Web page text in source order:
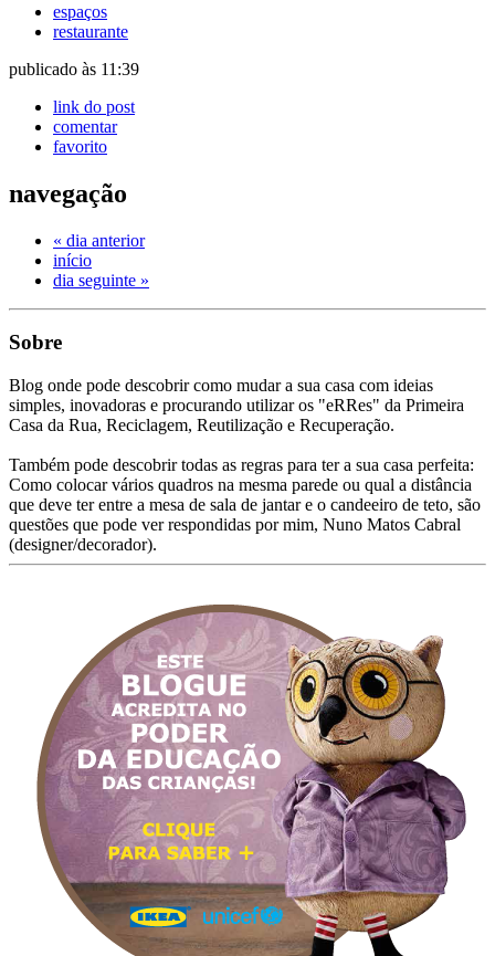
espaços
restaurante
publicado às 11:39
link do post
comentar
favorito
navegação
« dia anterior
início
dia seguinte »
Sobre
Blog onde pode descobrir como mudar a sua casa com ideias
simples, inovadoras e procurando utilizar os "eRRes" da Primeira
Casa da Rua, Reciclagem, Reutilização e Recuperação.
Também pode descobrir todas as regras para ter a sua casa perfeita:
Como colocar vários quadros na mesma parede ou qual a distância
que deve ter entre a mesa de sala de jantar e o candeeiro de teto, são
questões que pode ver respondidas por mim, Nuno Matos Cabral
(designer/decorador).